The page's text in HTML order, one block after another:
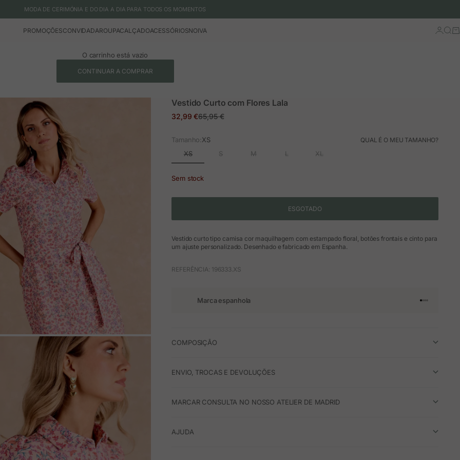
MODA DE CERIMÓNIA E DO DIA A DIA PARA TODOS OS MOMENTOS
PROMOÇÕESCONVIDADAROUPACALÇADOACESSÓRIOSNOIVA Iniciar
O carrinho está vazio
CONTINUAR A COMPRAR
Vestido Curto com Flores Lala
Preço em promoção
32,99 €Preço normal
65,95 €
Tamanho:XS QUAL É O MEU TAMANHO?
XS S M L XL
Sem stock
ESGOTADO
Vestido curto tipo camisa cor maquilhagem com estampado floral, botões frontais e cinto para
um ajuste personalizado. Desenhado e fabricado em Espanha.
REFERÊNCIA: 196333.XS
Marca espanhola Ir para o
Ir para o
Ir para o
Ir para o
COMPOSIÇÃO
ENVIO, TROCAS E DEVOLUÇÕES
MARCAR CONSULTA NO NOSSO ATELIER DE MADRID
AJUDA